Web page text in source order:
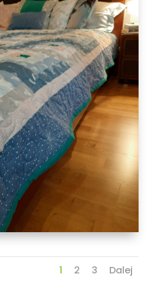
1 2 3 Dalej